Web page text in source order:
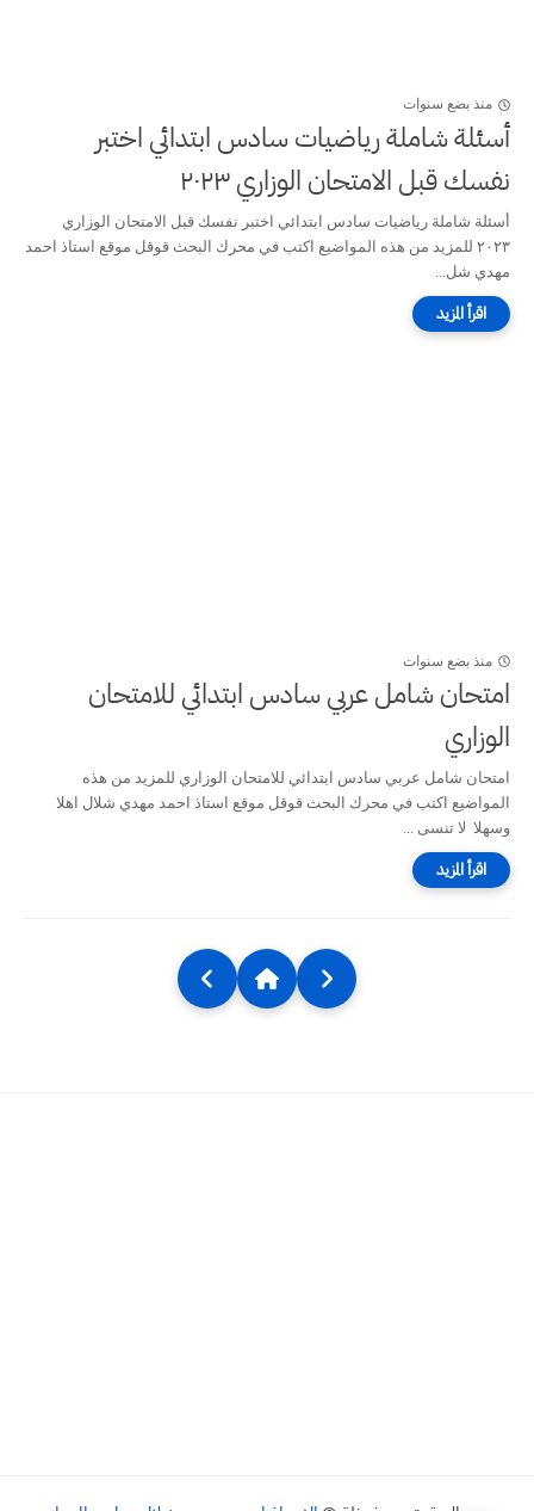
منذ بضع سنوات
أسئلة شاملة رياضيات سادس ابتدائي اختبر
نفسك قبل الامتحان الوزاري ٢٠٢٣
أسئلة شاملة رياضيات سادس ابتدائي اختبر نفسك قبل الامتحان الوزاري
٢٠٢٣ للمزيد من هذه المواضيع اكتب في محرك البحث قوقل موقع استاذ احمد
مهدي شل...
منذ بضع سنوات
امتحان شامل عربي سادس ابتدائي للامتحان
الوزاري
امتحان شامل عربي سادس ابتدائي للامتحان الوزاري للمزيد من هذه
المواضيع اكتب في محرك البحث قوقل موقع استاذ احمد مهدي شلال اهلا
وسهلا لا تنسى ...